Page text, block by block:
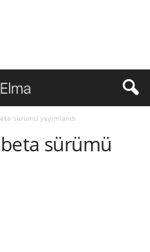
sürümü yayımlandı
beta sürümü